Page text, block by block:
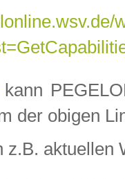
kann
der obigen
z.B. aktuellen